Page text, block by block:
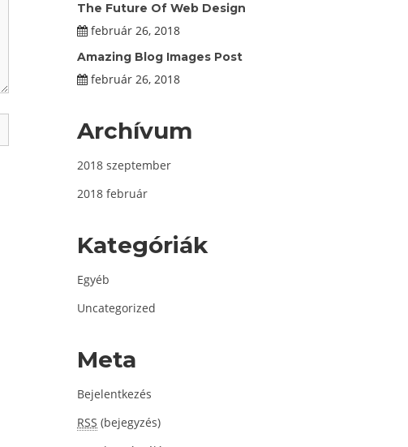
The Future Of Web Design
február 26, 2018
Amazing Blog Images Post
február 26, 2018
Archívum
2018 szeptember
2018 február
Kategóriák
Egyéb
Uncategorized
Meta
Bejelentkezés
RSS (bejegyzés)